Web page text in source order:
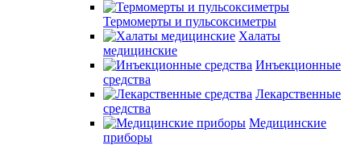
Термомерты и пульсоксиметры
Халаты
медицинские
Инъекционные
средства
Лекарственные
средства
Медицинские
приборы